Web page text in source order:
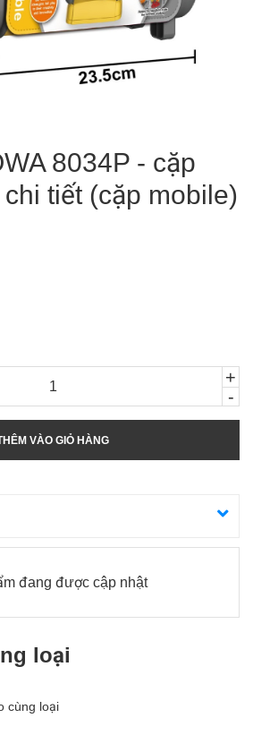
8034P - cặp
tiết (cặp mobile)
-
+
VÀO GIỎ HÀNG
đang được cập nhật
loại
cùng loại